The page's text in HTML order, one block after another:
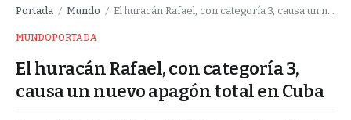
Portada / Mundo / El huracán Rafael, con categoría 3, causa un nuevo apagón total en Cuba
MUNDOPORTADA
El huracán Rafael, con categoría 3,
causa un nuevo apagón total en Cuba